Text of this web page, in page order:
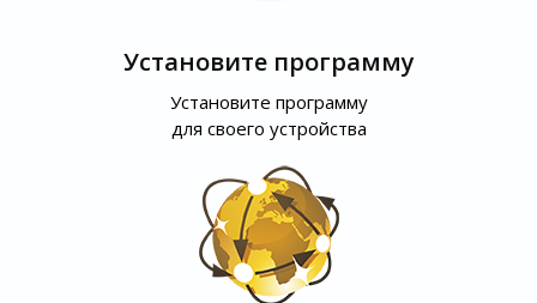
Установите программу
Установите программу
для своего устройства